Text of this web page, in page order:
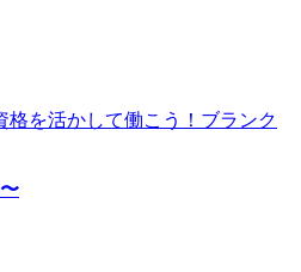
格を活かして働こう！ブランク